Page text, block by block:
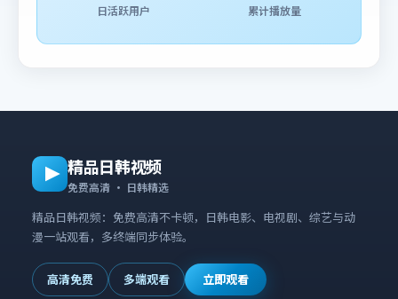
日活跃用户 累计播放量
精品日韩视频
免费高清 · 日韩精选
精品日韩视频：免费高清不卡顿，日韩电影、电视剧、综艺与动
漫一站观看，多终端同步体验。
高清免费 多端观看 立即观看